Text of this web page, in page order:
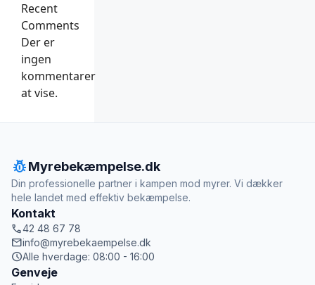
Recent
Comments
Der er
ingen
kommentarer
at vise.
pest_controlMyrebekæmpelse.dk
Din professionelle partner i kampen mod myrer. Vi dækker
hele landet med effektiv bekæmpelse.
Kontakt
call42 48 67 78
mailinfo@myrebekaempelse.dk
scheduleAlle hverdage: 08:00 - 16:00
Genveje